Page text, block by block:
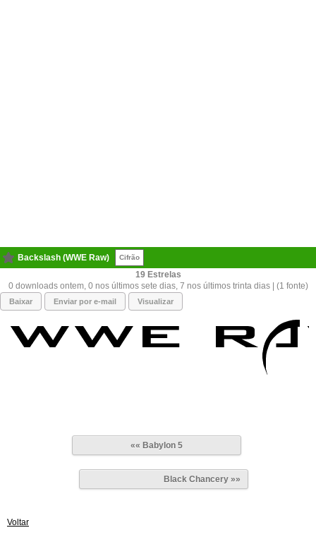
Backslash (WWE Raw) Cifrão
19
0 downloads ontem, 0 nos últimos sete dias, 7 nos últimos trinta dias | (1 fonte)
Baixar Enviar por e-mail Visualizar
«« Babylon 5
Black Chancery »»
Voltar